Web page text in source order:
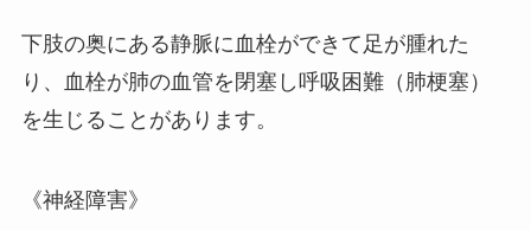
下肢の奥にある静脈に血栓ができて足が腫れた
り、血栓が肺の血管を閉塞し呼吸困難（肺梗塞）
を生じることがあります。
《神経障害》